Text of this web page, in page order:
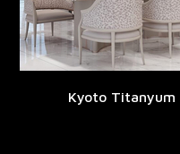
Kyoto Titanyum